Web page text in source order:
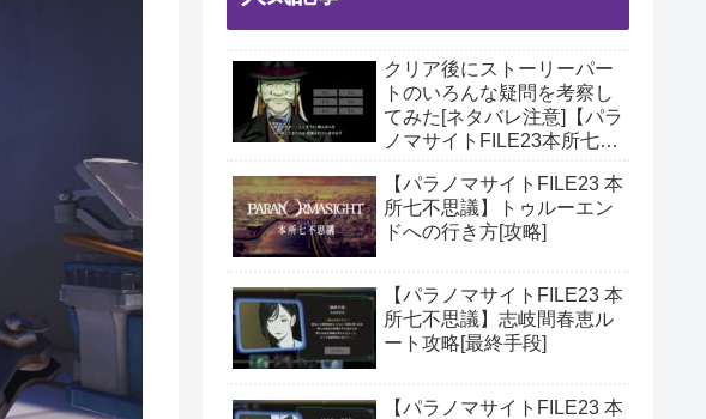
クリア後にストーリーパー
トのいろんな疑問を考察し
てみた[ネタバレ注意]【パラ
ノマサイトFILE23本所七不
【パラノマサイトFILE23 本
所七不思議】トゥルーエン
ドへの行き方[攻略]
【パラノマサイトFILE23 本
所七不思議】志岐間春恵ル
ート攻略[最終手段]
【パラノマサイトFILE23 本